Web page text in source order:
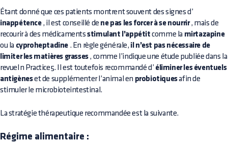
Étant donné que ces patients montrent souvent des signes d’
inappétence, il est conseillé de ne pas les forcer à se nourrir, mais de
recourir à des médicamentsstimulant l’appétit comme la mirtazapine
ou la cyproheptadine . En règle générale, il n’est pas nécessaire de
limiter les matières grasses, comme l’indique une étude publiée dans la
revueIn Practice5. Il est toutefois recommandé d’ éliminer les éventuels
antigèneset de supplémenter l’animal en probiotiquesafin de
stimuler le microbioteintestinal.
La stratégie thérapeutique recommandée est la suivante.
Régime alimentaire :